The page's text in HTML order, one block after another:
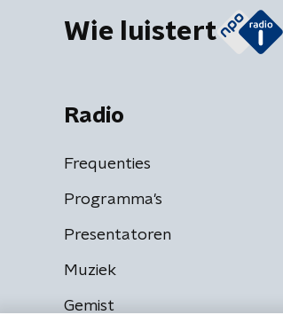
Wie luistert
Radio
Frequenties
Programma's
Presentatoren
Muziek
Gemist